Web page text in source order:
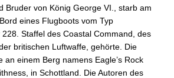
Bruder von König George VI., starb am
eines Flugboots vom Typ
Staffel des Coastal Command, des
britischen Luftwaffe, gehörte. Die
an einem Berg namens Eagle’s Rock
in Schottland. Die Autoren des